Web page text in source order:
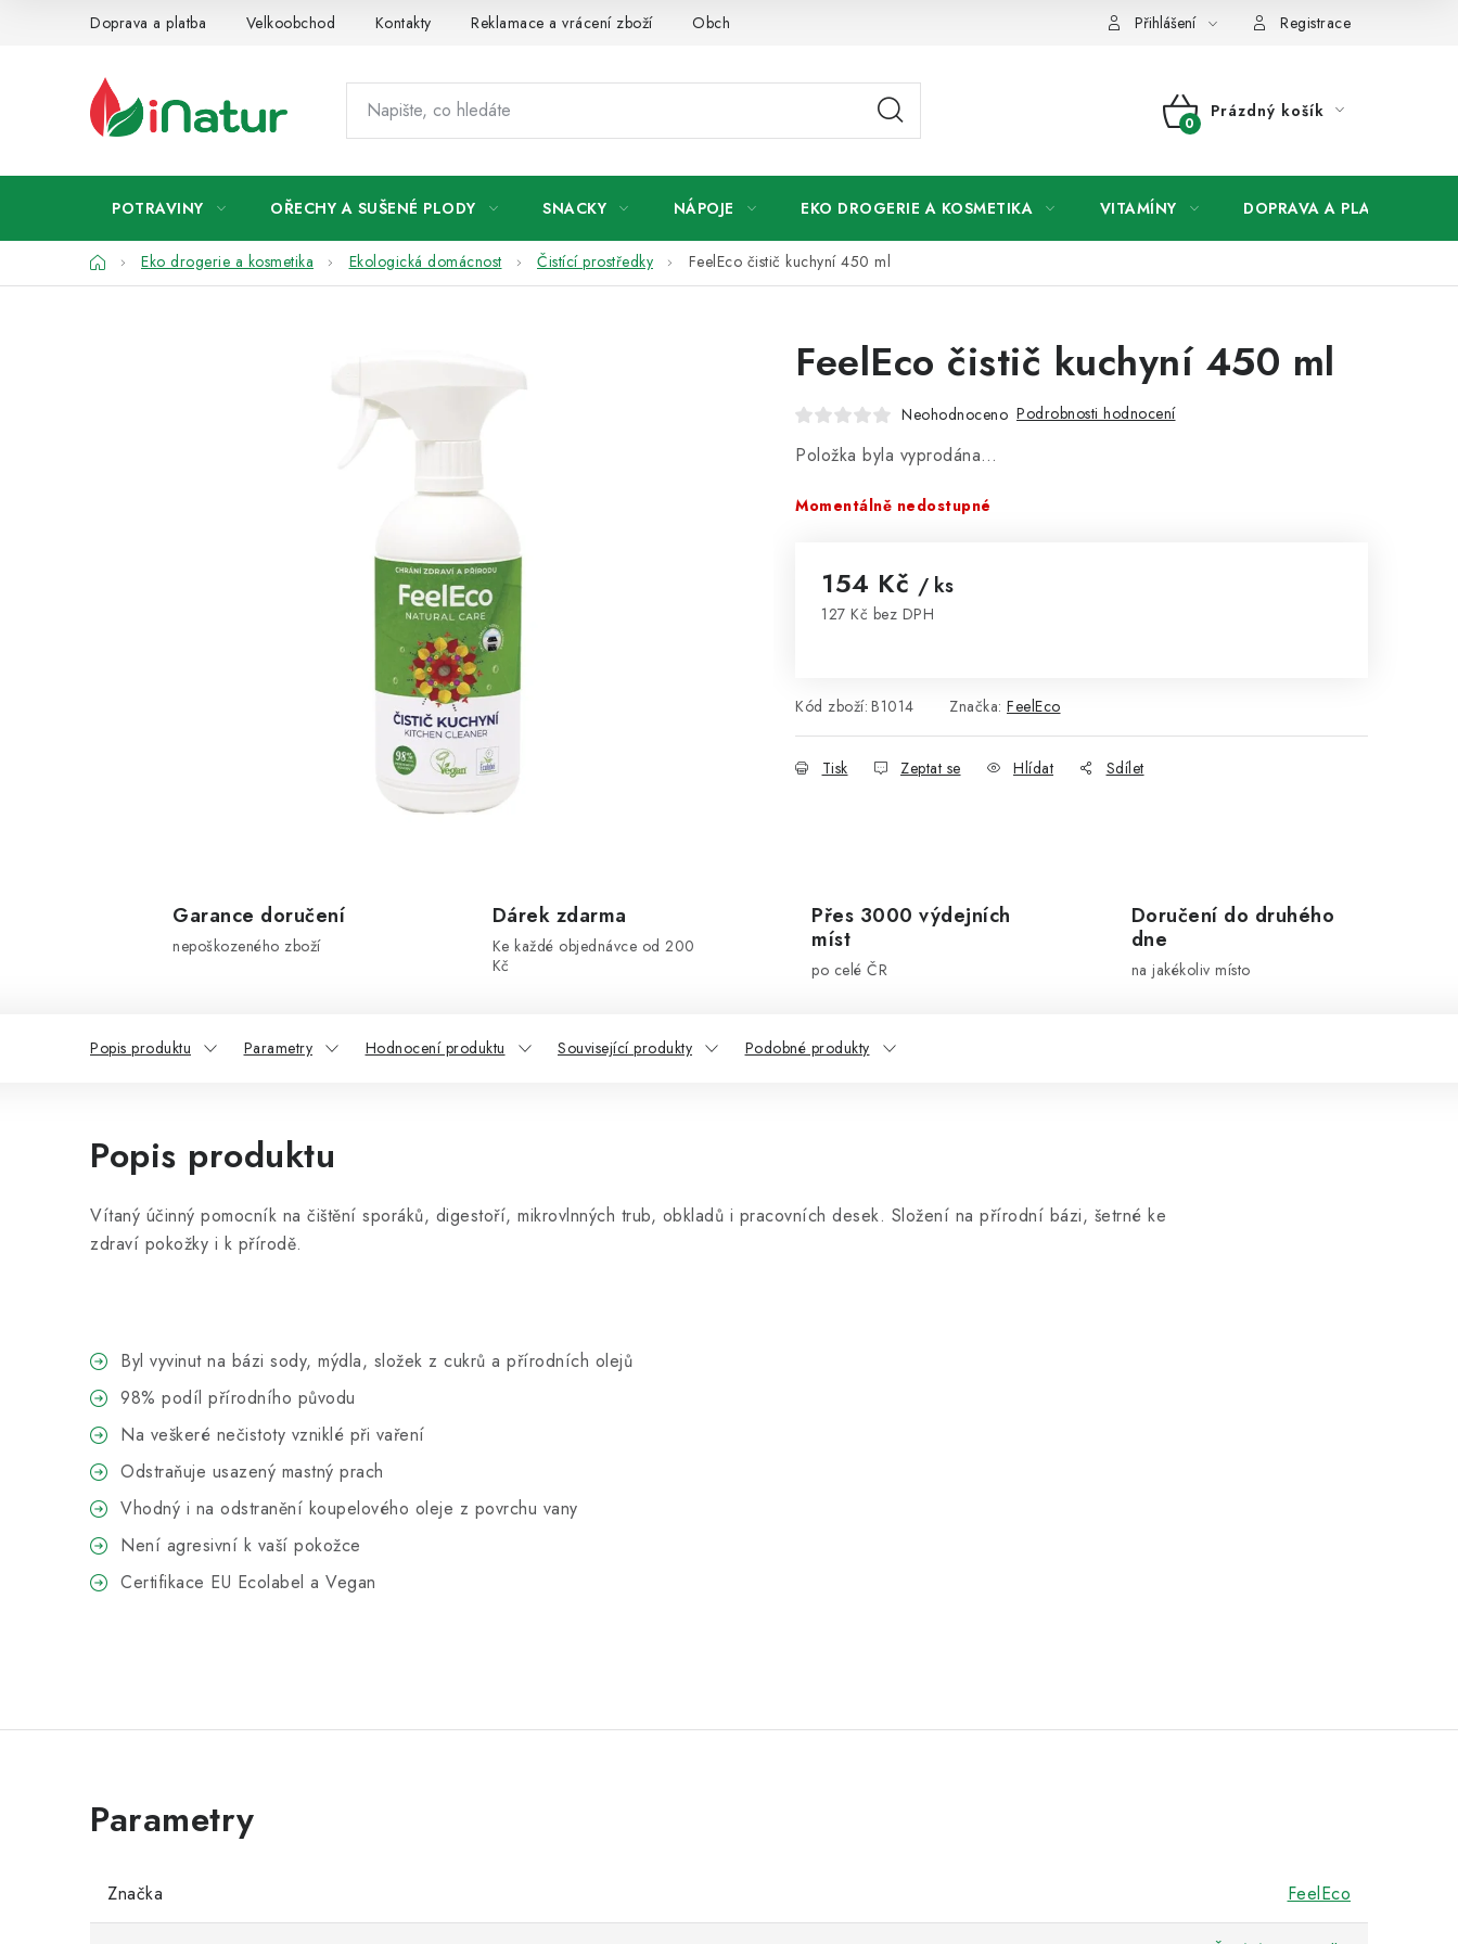
Doprava a platba Velkoobchod Kontakty Reklamace a vrácení zboží Obchodní podmínky Přihlášení Registrace
NÁKUPNÍ
Prázdný košík
POTRAVINY OŘECHY A SUŠENÉ PLODY SNACKY NÁPOJE EKO DROGERIE A KOSMETIKA VITAMÍNY DOPRAVA A PLATBA
DomůEko drogerie a kosmetika Ekologická domácnost Čistící prostředky FeelEco čistič kuchyní 450 ml
FeelEco čistič kuchyní 450 ml
Neohodnoceno Podrobnosti hodnocení
Položka byla vyprodána…
Momentálně nedostupné
154 Kč / ks
127 Kč bez DPH
Kód zboží: B1014 Značka: FeelEco
Tisk Zeptat se Hlídat Sdílet
Garance doručení
nepoškozeného zboží
Dárek zdarma
Ke každé objednávce od 200
Kč
Přes 3000 výdejních
míst
po celé ČR
Doručení do druhého
dne
na jakékoliv místo
Popis produktu Parametry Hodnocení produktu Související produkty Podobné produkty
Popis produktu
Vítaný účinný pomocník na čištění sporáků, digestoří, mikrovlnných trub, obkladů i pracovních desek. Složení na přírodní bázi, šetrné ke
zdraví pokožky i k přírodě.
Byl vyvinut na bázi sody, mýdla, složek z cukrů a přírodních olejů
98% podíl přírodního původu
Na veškeré nečistoty vzniklé při vaření
Odstraňuje usazený mastný prach
Vhodný i na odstranění koupelového oleje z povrchu vany
Není agresivní k vaší pokožce
Certifikace EU Ecolabel a Vegan
Značka FeelEco